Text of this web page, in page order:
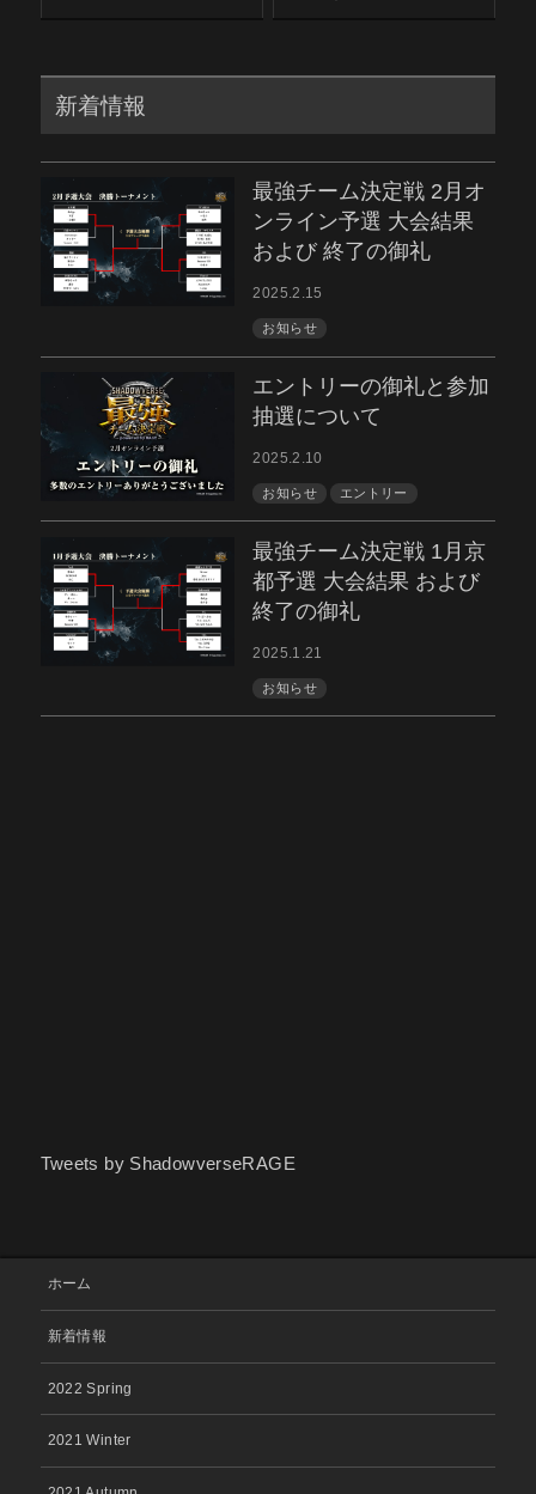
新着情報
最強チーム決定戦 2月オ
ンライン予選 大会結果
および 終了の御礼
2025.2.15
お知らせ
エントリーの御礼と参加
抽選について
2025.2.10
お知らせ エントリー
最強チーム決定戦 1月京
都予選 大会結果 および
終了の御礼
2025.1.21
お知らせ
Tweets by ShadowverseRAGE
ホーム
新着情報
2022 Spring
2021 Winter